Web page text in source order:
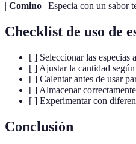
| Comino | Especia con un sabor
Checklist de uso de
[ ] Seleccionar las especias
[ ] Ajustar la cantidad
[ ] Calentar antes de usar
[ ] Almacenar
[ ] Experimentar con
Conclusión